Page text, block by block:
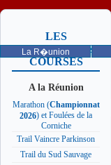
La R�union
LES
PROCHAINES
COURSES
A la Réunion
Marathon (Championnat
2026) et Foulées de la
Corniche
Trail Vaincre Parkinson
Trail du Sud Sauvage